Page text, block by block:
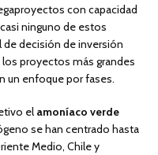
con capacidad
ninguno de estos
de decisión de inversión
proyectos más grandes
un enfoque por fases.
el amoníaco verde
se han centrado hasta
Medio, Chile y